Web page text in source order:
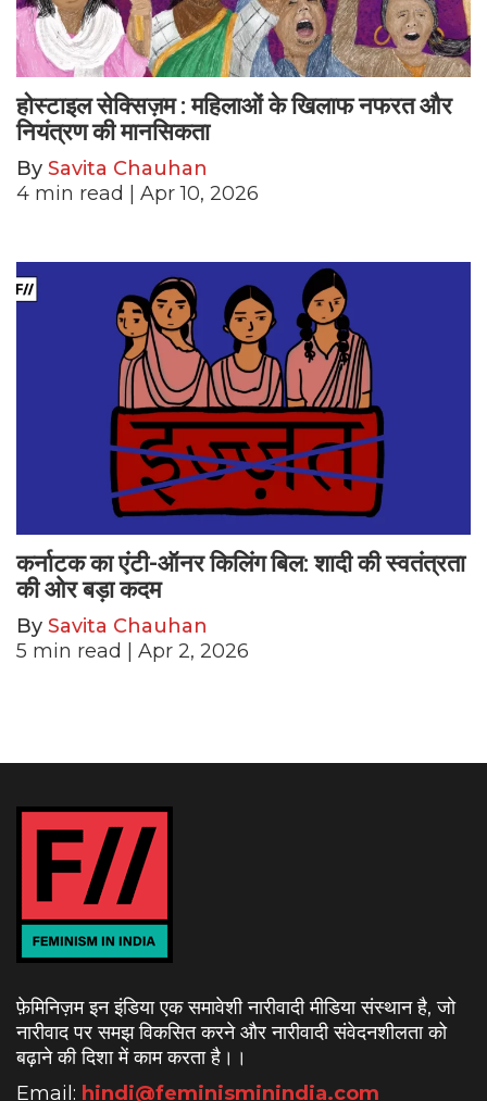
होस्टाइल सेक्सिज़म : महिलाओं के खिलाफ नफरत और
नियंत्रण की मानसिकता
By Savita Chauhan
4 min read | Apr 10, 2026
कर्नाटक का एंटी-ऑनर किलिंग बिल: शादी की स्वतंत्रता
की ओर बड़ा कदम
By Savita Chauhan
5 min read | Apr 2, 2026
फ़ेमिनिज़म इन इंडिया एक समावेशी नारीवादी मीडिया संस्थान है, जो
नारीवाद पर समझ विकसित करने और नारीवादी संवेदनशीलता को
बढ़ाने की दिशा में काम करता है। ।
Email: hindi@feminisminindia.com